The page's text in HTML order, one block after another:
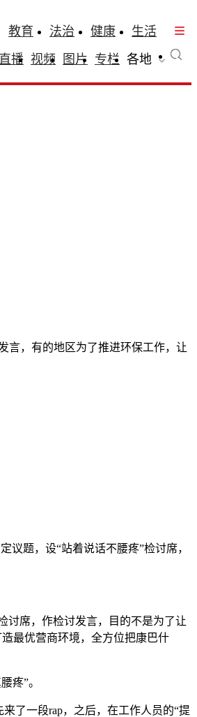
教育 法治 健康
生活
直播 视频 图片 专栏 各地
言，有的地区为了推进环保工作，让
题，设“站着说话不腰疼”检讨席，
讨席，作检讨发言，目的不是为了让
最优营商环境，全方位把康巴什
疼”。
了一段rap，之后，在工作人员的“提